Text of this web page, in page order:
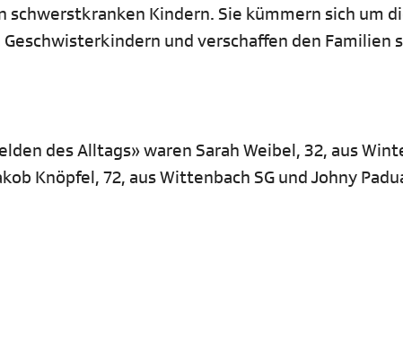
Kindern. Sie kümmern sich um
und verschaffen den Familien
des Alltags» waren Sarah Weibel, 32, aus
Knöpfel, 72, aus Wittenbach SG und Johny